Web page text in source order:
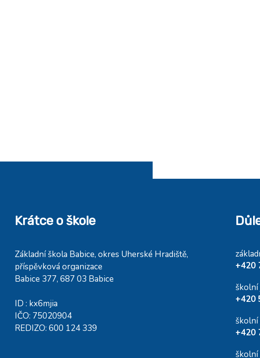
Krátce o škole
Základní škola Babice, okres Uherské Hradiště,
příspěvková organizace
Babice 377, 687 03 Babice
ID : kx6mjia
IČO: 75020904
REDIZO: 600 124 339
+420
školní
+420
školní
+420